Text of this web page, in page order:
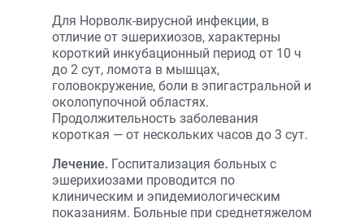
Для Норволк-вирусной инфекции, в
отличие от эшерихиозов, характерны
короткий инкубационный период от 10 ч
до 2 сут, ломота в мышцах,
головокружение, боли в эпигастральной и
околопупочной областях.
Продолжительность заболевания
короткая — от нескольких часов до 3 сут.
Лечение. Госпитализация больных с
эшерихиозами проводится по
клиническим и эпидемиологическим
показаниям. Больные при среднетяжелом